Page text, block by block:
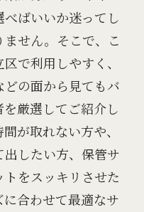
ばいいか迷ってし
せん。そこで、こ
で利用しやすく、
の面から見てもバ
厳選してご紹介し
が取れない方や、
したい方、保管サ
をスッキリさせた
合わせて最適なサ